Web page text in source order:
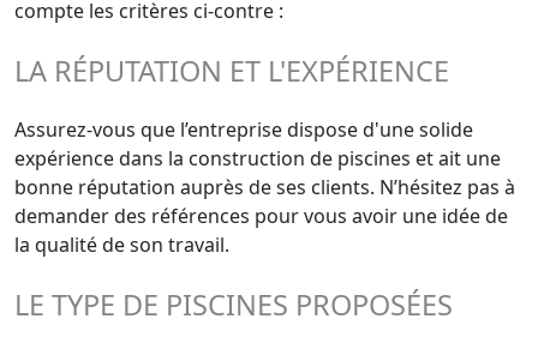
compte les critères ci-contre :
LA RÉPUTATION ET L'EXPÉRIENCE
Assurez-vous que l’entreprise dispose d'une solide
expérience dans la construction de piscines et ait une
bonne réputation auprès de ses clients. N’hésitez pas à
demander des références pour vous avoir une idée de
la qualité de son travail.
LE TYPE DE PISCINES PROPOSÉES